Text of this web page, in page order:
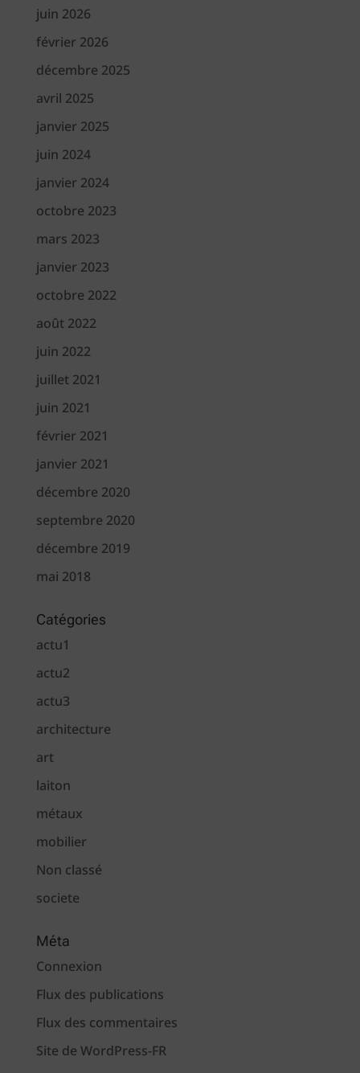
juin 2026
février 2026
décembre 2025
avril 2025
janvier 2025
juin 2024
janvier 2024
octobre 2023
mars 2023
janvier 2023
octobre 2022
août 2022
juin 2022
juillet 2021
juin 2021
février 2021
janvier 2021
décembre 2020
septembre 2020
décembre 2019
mai 2018
Catégories
actu1
actu2
actu3
architecture
art
laiton
métaux
mobilier
Non classé
societe
Méta
Connexion
Flux des publications
Flux des commentaires
Site de WordPress-FR